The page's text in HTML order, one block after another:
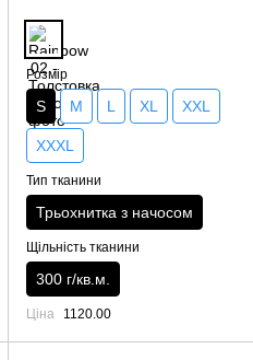
Розмір
S M L XL XXL
XXXL
Тип тканини
Трьохнитка з начосом
Щільність тканини
300 г/кв.м.
Ціна 1120.00